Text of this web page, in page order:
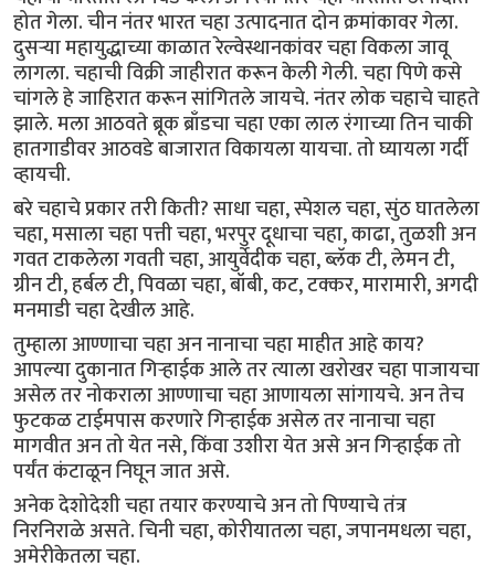
होत गेला. चीन नंतर भारत चहा उत्पादनात दोन क्रमांकावर गेला.
दुसर्‍या महायुद्धाच्या काळात रेल्वेस्थानकांवर चहा विकला जावू
लागला. चहाची विक्री जाहीरात करून केली गेली. चहा पिणे कसे
चांगले हे जाहिरात करून सांगितले जायचे. नंतर लोक चहाचे चाहते
झाले. मला आठवते ब्रूक ब्राँडचा चहा एका लाल रंगाच्या तिन चाकी
हातगाडीवर आठवडे बाजारात विकायला यायचा. तो घ्यायला गर्दी
व्हायची.
बरे चहाचे प्रकार तरी किती? साधा चहा, स्पेशल चहा, सुंठ घातलेला
चहा, मसाला चहा पत्ती चहा, भरपुर दूधाचा चहा, काढा, तुळशी अन
गवत टाकलेला गवती चहा, आयुर्वेदीक चहा, ब्लॅक टी, लेमन टी,
ग्रीन टी, हर्बल टी, पिवळा चहा, बॉबी, कट, टक्कर, मारामारी, अगदी
मनमाडी चहा देखील आहे.
तुम्हाला आण्णाचा चहा अन नानाचा चहा माहीत आहे काय?
आपल्या दुकानात गिर्‍हाईक आले तर त्याला खरोखर चहा पाजायचा
असेल तर नोकराला आण्णाचा चहा आणायला सांगायचे. अन तेच
फुटकळ टाईमपास करणारे गिर्‍हाईक असेल तर नानाचा चहा
मागवीत अन तो येत नसे, किंवा उशीरा येत असे अन गिर्‍हाईक तो
पर्यंत कंटाळून निघून जात असे.
अनेक देशोदेशी चहा तयार करण्याचे अन तो पिण्याचे तंत्र
निरनिराळे असते. चिनी चहा, कोरीयातला चहा, जपानमधला चहा,
अमेरीकेतला चहा.